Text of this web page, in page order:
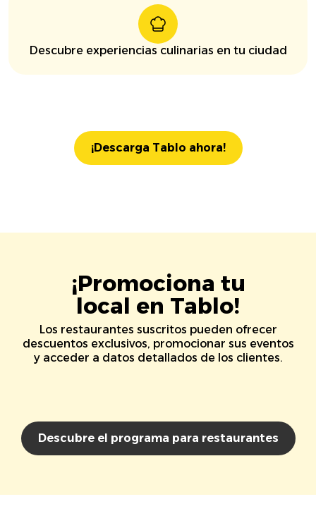
Descubre experiencias culinarias en tu ciudad
¡Descarga Tablo ahora!
¡Promociona tu
local en Tablo!
Los restaurantes suscritos pueden ofrecer
descuentos exclusivos, promocionar sus eventos
y acceder a datos detallados de los clientes.
Descubre el programa para restaurantes